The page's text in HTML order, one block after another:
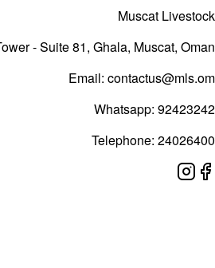
Muscat Livestock
- Suite 81, Ghala, Muscat, Oman
Email: contactus@mls.om
Whatsapp: 92423242
Telephone: 24026400